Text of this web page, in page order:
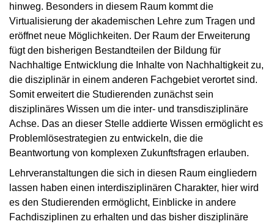
hinweg. Besonders in diesem Raum kommt die
Virtualisierung der akademischen Lehre zum Tragen und
eröffnet neue Möglichkeiten. Der Raum der Erweiterung
fügt den bisherigen Bestandteilen der Bildung für
Nachhaltige Entwicklung die Inhalte von Nachhaltigkeit zu,
die disziplinär in einem anderen Fachgebiet verortet sind.
Somit erweitert die Studierenden zunächst sein
disziplinäres Wissen um die inter- und transdisziplinäre
Achse. Das an dieser Stelle addierte Wissen ermöglicht es
Problemlösestrategien zu entwickeln, die die
Beantwortung von komplexen Zukunftsfragen erlauben.
Lehrveranstaltungen die sich in diesen Raum eingliedern
lassen haben einen interdisziplinären Charakter, hier wird
es den Studierenden ermöglicht, Einblicke in andere
Fachdisziplinen zu erhalten und das bisher disziplinäre